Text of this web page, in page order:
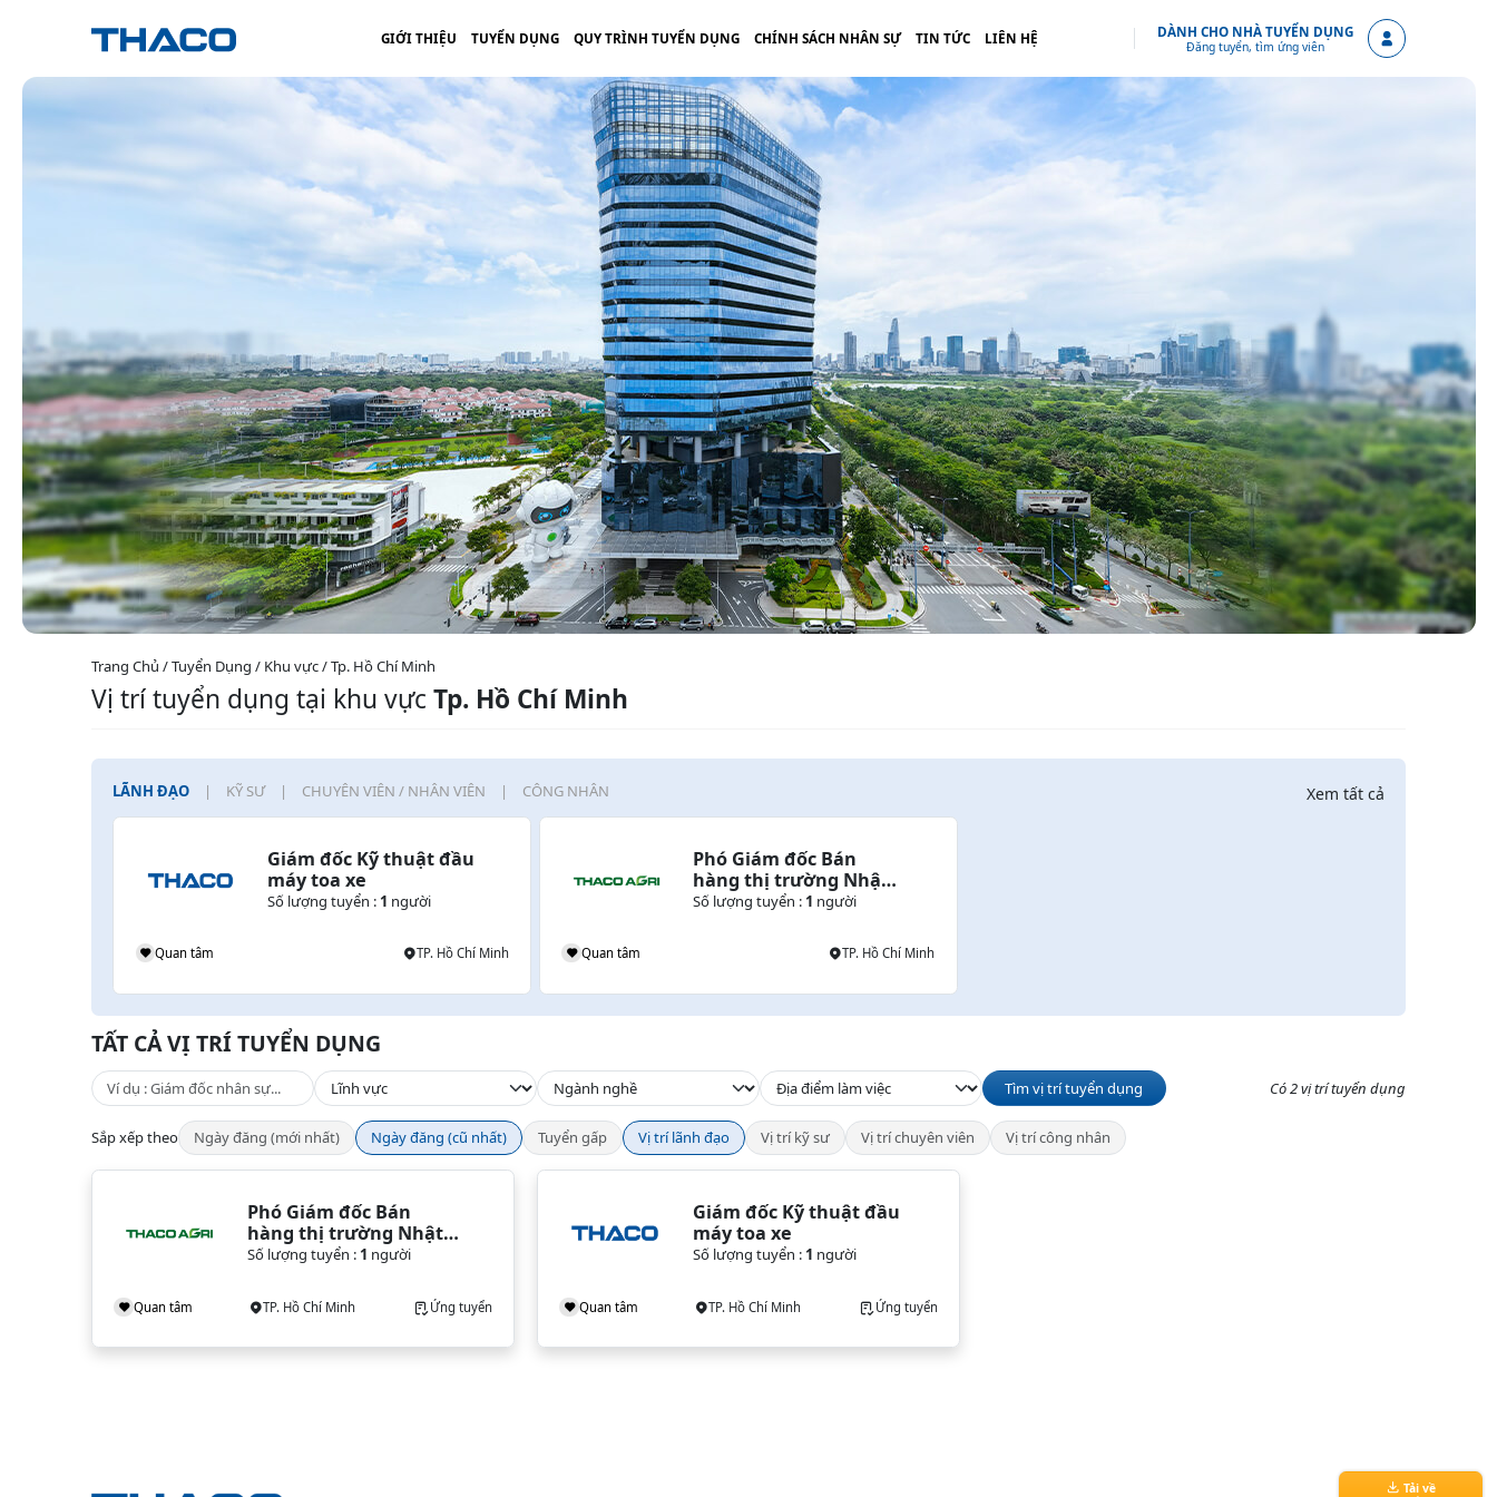
GIỚI THIỆU TUYỂN DỤNG QUY TRÌNH TUYỂN DỤNG CHÍNH SÁCH NHÂN SỰ TIN TỨC LIÊN HỆ DÀNH CHO NHÀ TUYỂN DỤNG
Đăng tuyển, tìm ứng viên
Trang Chủ / Tuyển Dụng / Khu vực / Tp. Hồ Chí Minh
Vị trí tuyển dụng tại khu vực Tp. Hồ Chí Minh
LÃNH ĐẠO KỸ SƯ CHUYÊN VIÊN / NHÂN VIÊN CÔNG NHÂN Xem tất cả
Giám đốc Kỹ thuật đầu
máy toa xe
Số lượng tuyển : 1 người
Quan tâm TP. Hồ Chí Minh
Phó Giám đốc Bán
hàng thị trường Nhật
Bản
Số lượng tuyển : 1 người
Quan tâm TP. Hồ Chí Minh
TẤT CẢ VỊ TRÍ TUYỂN DỤNG
Tìm vị trí tuyển dụng Có 2 vị trí tuyển dụng
Sắp xếp theo Ngày đăng (mới nhất) Ngày đăng (cũ nhất) Tuyển gấp Vị trí lãnh đạo Vị trí kỹ sư Vị trí chuyên viên Vị trí công nhân
Phó Giám đốc Bán
hàng thị trường Nhật
Bản
Số lượng tuyển : 1 người
Quan tâm TP. Hồ Chí Minh Ứng tuyển
Giám đốc Kỹ thuật đầu
máy toa xe
Số lượng tuyển : 1 người
Quan tâm TP. Hồ Chí Minh Ứng tuyển
Tải về